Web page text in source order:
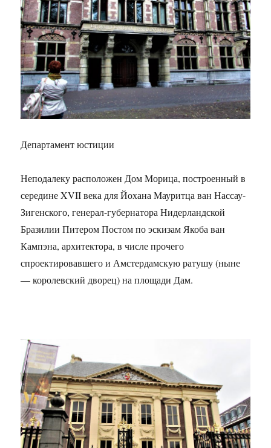
Департамент юстиции
Неподалеку расположен Дом Морица, построенный в
середине XVII века для Йохана Мауритца ван Нассау-
Зигенского, генерал-губернатора Нидерландской
Бразилии Питером Постом по эскизам Якоба ван
Кампэна, архитектора, в числе прочего
спроектировавшего и Амстердамскую ратушу (ныне
— королевский дворец) на площади Дам.